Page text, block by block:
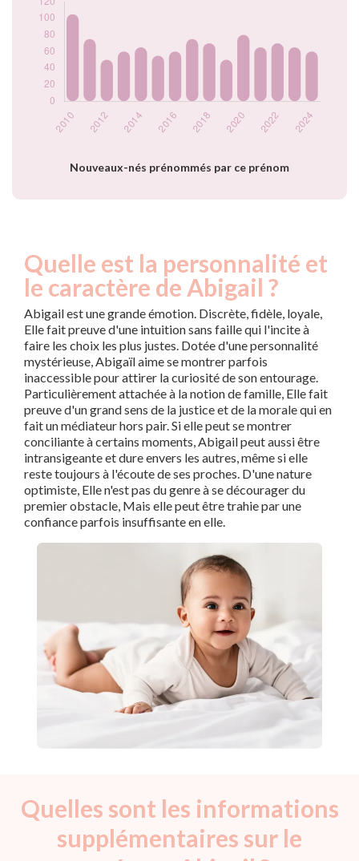
Nouveaux-nés prénommés par ce prénom
Popularité du
2019
50
65
70
65
60
Quelle est la personnalité et
le caractère de Abigail ?
Abigail est une grande émotion. Discrète, fidèle, loyale,
Elle fait preuve d'une intuition sans faille qui l'incite à
faire les choix les plus justes. Dotée d'une personnalité
mystérieuse, Abigaïl aime se montrer parfois
inaccessible pour attirer la curiosité de son entourage.
Particulièrement attachée à la notion de famille, Elle fait
preuve d'un grand sens de la justice et de la morale qui en
fait un médiateur hors pair. Si elle peut se montrer
conciliante à certains moments, Abigail peut aussi être
intransigeante et dure envers les autres, même si elle
reste toujours à l'écoute de ses proches. D'une nature
optimiste, Elle n'est pas du genre à se décourager du
premier obstacle, Mais elle peut être trahie par une
confiance parfois insuffisante en elle.
Quelles sont les informations
supplémentaires sur le